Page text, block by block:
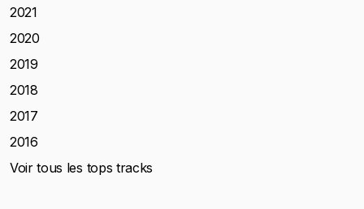
2021
2020
2019
2018
2017
2016
Voir tous les tops tracks